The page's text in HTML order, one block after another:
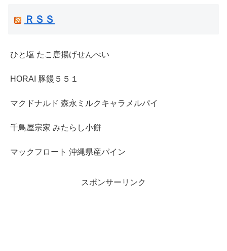
ＲＳＳ
ひと塩 たこ唐揚げせんべい
HORAI 豚饅５５１
マクドナルド 森永ミルクキャラメルパイ
千鳥屋宗家 みたらし小餅
マックフロート 沖縄県産パイン
スポンサーリンク